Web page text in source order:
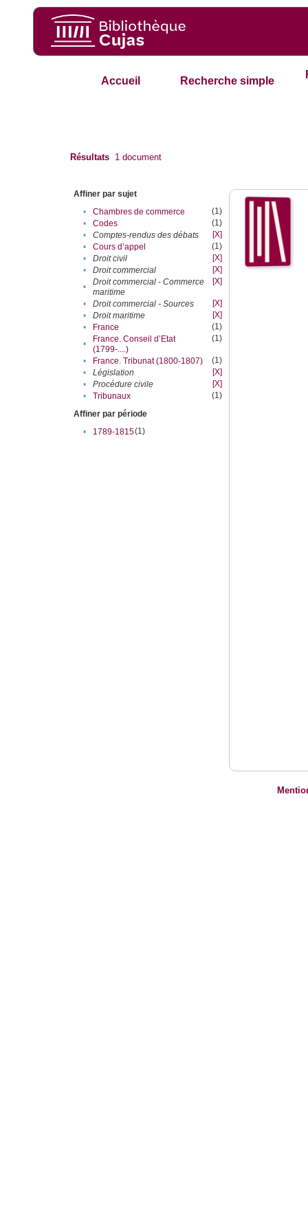
Accueil Recherche simple
Résultats 1 document
Affiner par sujet
•
Chambres de commerce
(1)
•
Codes
(1)
•
Comptes-rendus des débats
[X]
•
Cours d’appel
(1)
•
Droit civil
[X]
•
Droit commercial
[X]
•
Droit commercial - Commerce
maritime
[X]
• Droit commercial - Sources
[X]
•
Droit maritime
[X]
•
France
(1)
•
France. Conseil d’Etat
(1799-....)
(1)
• France. Tribunat (1800-1807)
(1)
•
Législation
[X]
•
Procédure civile
[X]
•
Tribunaux
(1)
Affiner par période
•
1789-1815(1)